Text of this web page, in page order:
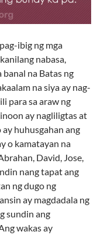
ibig ng mga
nabasa,
na Batas ng
na siya ay nag-
para sa araw ng
ay nagliligtas at
huhusgahan ang
o kamatayan na
David, Jose,
nang tapat ang
ng dugo ng
ay magdadala ng
sundin ang
wakas ay